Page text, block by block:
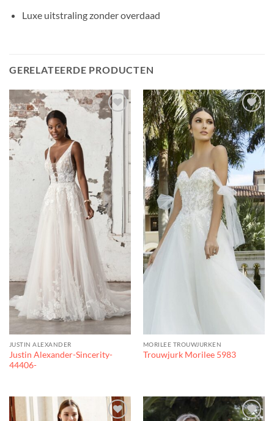
Luxe uitstraling zonder overdaad
GERELATEERDE PRODUCTEN
Toevoegen
aan
verlanglijst
JUSTIN ALEXANDER
Justin Alexander-Sincerity-
44406-
Toevoegen
aan
verlanglijst
MORILEE TROUWJURKEN
Trouwjurk Morilee 5983